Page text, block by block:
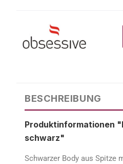
BESCHREIBUNG
Produktinformationen
schwarz"
Schwarzer Body aus Spitze